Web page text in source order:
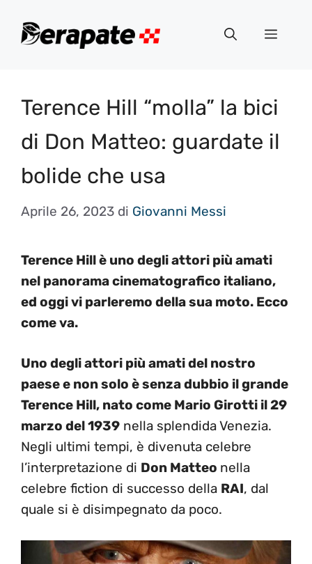
Menu
Terence Hill “molla” la bici
di Don Matteo: guardate il
bolide che usa
Aprile 26, 2023 di Giovanni Messi
Terence Hill è uno degli attori più amati
nel panorama cinematografico italiano,
ed oggi vi parleremo della sua moto. Ecco
come va.
Uno degli attori più amati del nostro
paese e non solo è senza dubbio il grande
Terence Hill, nato come Mario Girotti il 29
marzo del 1939 nella splendida Venezia.
Negli ultimi tempi, è divenuta celebre
l’interpretazione di Don Matteo nella
celebre fiction di successo della RAI, dal
quale si è disimpegnato da poco.